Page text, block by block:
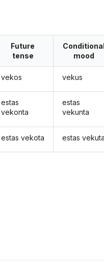
Future
tense
vekos
estas
vekonta
estas vekota
Conditional
mood
vekus
estas
vekunta
estas vekuta